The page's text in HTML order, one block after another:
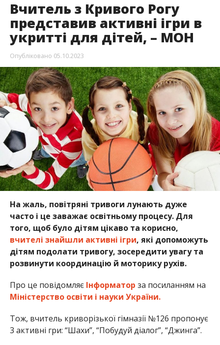
Вчитель з Кривого Рогу
представив активні ігри в
укритті для дітей, – МОН
Опубліковано 05.10.2023
На жаль, повітряні тривоги лунають дуже
часто і це заважає освітньому процесу. Для
того, щоб було дітям цікаво та корисно,
вчителі знайшли активні ігри, які допоможуть
дітям подолати тривогу, зосередити увагу та
розвинути координацію й моторику рухів.
Про це повідомляє Інформатор за посиланням на
Міністерство освіти і науки України.
Тож, вчитель криворізької гімназії №126 пропонує
3 активні гри: “Шахи”, “Побудуй діалог”, “Джинга”.